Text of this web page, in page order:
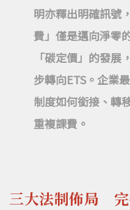
明亦釋出明確訊號
費」僅是邁向淨零
「碳定價」的發
步轉向ETS。企業
制度如何銜接、轉
重複課費。
三大法制佈局 完